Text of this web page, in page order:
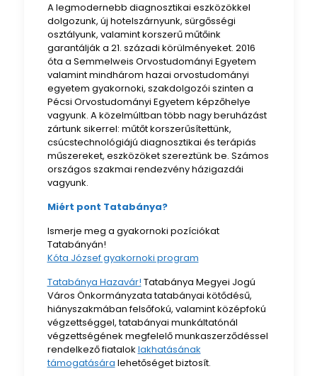
A legmodernebb diagnosztikai eszközökkel
dolgozunk, új hotelszárnyunk, sürgősségi
osztályunk, valamint korszerű műtőink
garantálják a 21. századi körülményeket. 2016
óta a Semmelweis Orvostudományi Egyetem
valamint mindhárom hazai orvostudományi
egyetem gyakornoki, szakdolgozói szinten a
Pécsi Orvostudományi Egyetem képzőhelye
vagyunk. A közelmúltban több nagy beruházást
zártunk sikerrel: műtőt korszerűsítettünk,
csúcstechnológiájú diagnosztikai és terápiás
műszereket, eszközöket szereztünk be. Számos
országos szakmai rendezvény házigazdái
vagyunk.
Miért pont Tatabánya?
Ismerje meg a gyakornoki pozíciókat
Tatabányán!
Kóta József gyakornoki program
Tatabánya Hazavár! Tatabánya Megyei Jogú
Város Önkormányzata tatabányai kötődésű,
hiányszakmában felsőfokú, valamint középfokú
végzettséggel, tatabányai munkáltatónál
végzettségének megfelelő munkaszerződéssel
rendelkező fiatalok lakhatásának
támogatására lehetőséget biztosít.